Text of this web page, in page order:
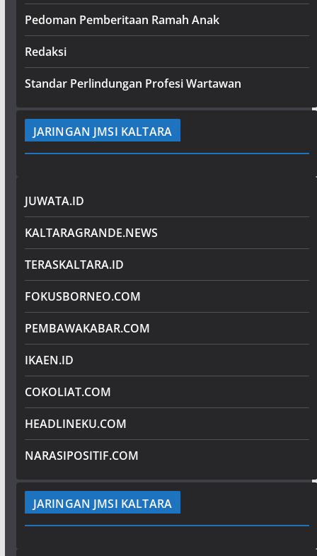
Pedoman Pemberitaan Ramah Anak
Redaksi
Standar Perlindungan Profesi Wartawan
JARINGAN JMSI KALTARA
JUWATA.ID
KALTARAGRANDE.NEWS
TERASKALTARA.ID
FOKUSBORNEO.COM
PEMBAWAKABAR.COM
IKAEN.ID
COKOLIAT.COM
HEADLINEKU.COM
NARASIPOSITIF.COM
JARINGAN JMSI KALTARA